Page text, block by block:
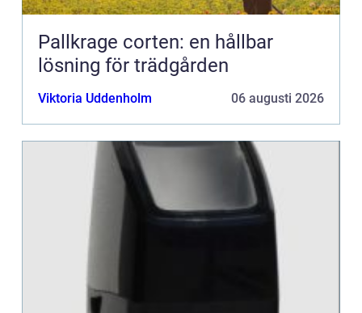
Pallkrage corten: en hållbar
lösning för trädgården
Viktoria Uddenholm 06 augusti 2026